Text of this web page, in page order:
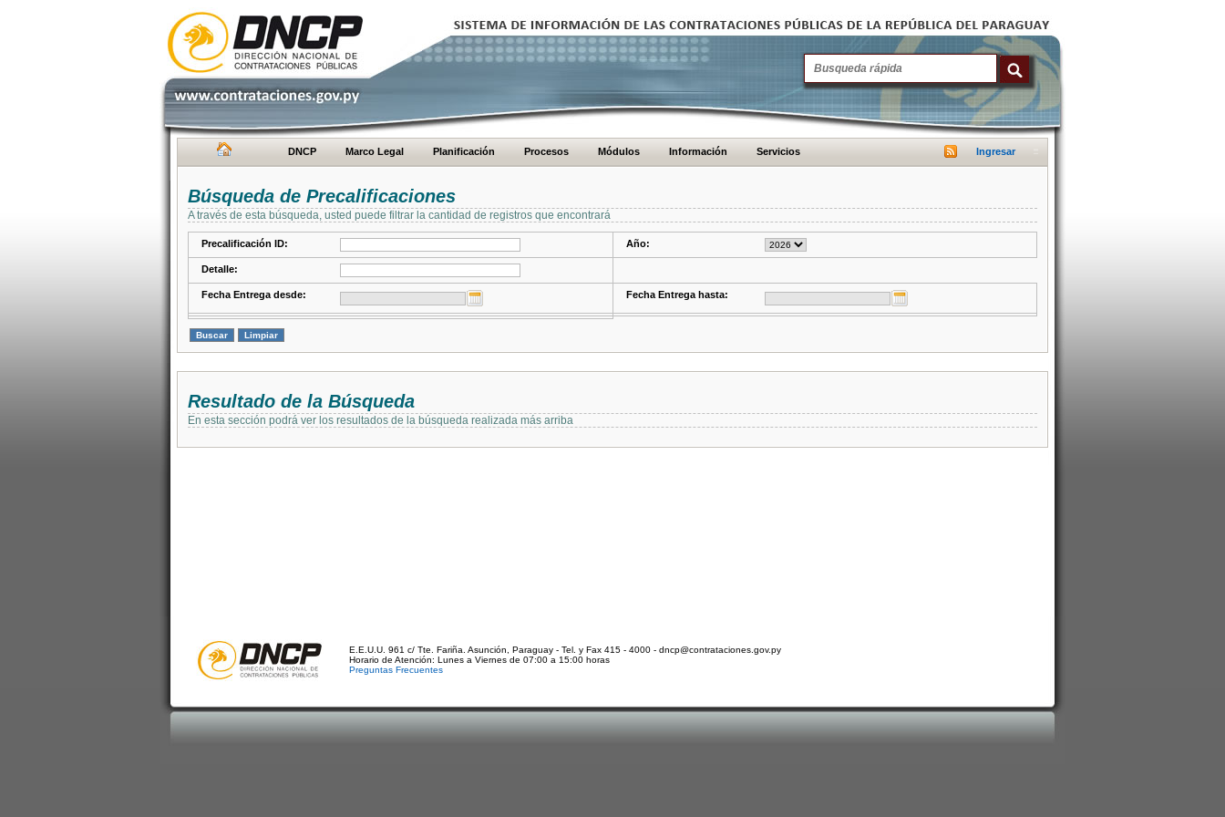
DNCP Marco Legal Planificación Procesos Módulos Información Servicios Ingresar
Búsqueda de Precalificaciones
A través de esta búsqueda, usted puede filtrar la cantidad de registros que encontrará
Precalificación ID: Año:
Detalle:
Fecha Entrega desde: Fecha Entrega hasta:
Resultado de la Búsqueda
En esta sección podrá ver los resultados de la búsqueda realizada más arriba
E.E.U.U. 961 c/ Tte. Fariña. Asunción, Paraguay - Tel. y Fax 415 - 4000 - dncp@contrataciones.gov.py
Horario de Atención: Lunes a Viernes de 07:00 a 15:00 horas
Preguntas Frecuentes